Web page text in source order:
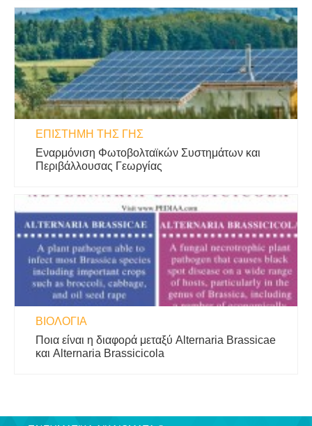
ΕΠΙΣΤΉΜΗ ΤΗΣ ΓΗΣ
Εναρμόνιση Φωτοβολταϊκών Συστημάτων και
Περιβάλλουσας Γεωργίας
ΒΙΟΛΟΓΊΑ
Ποια είναι η διαφορά μεταξύ Alternaria Brassicae
και Alternaria Brassicicola